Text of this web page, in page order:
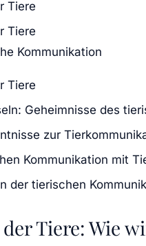
Tiere
Tiere
Kommunikation
Tiere
Geheimnisse des
zur
Kommunikation mit
der tierischen
Tiere: Wie